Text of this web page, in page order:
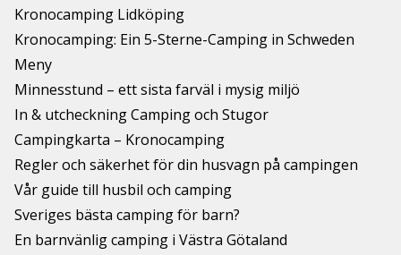
Kronocamping Lidköping
Kronocamping: Ein 5-Sterne-Camping in Schweden
Meny
Minnesstund – ett sista farväl i mysig miljö
In & utcheckning Camping och Stugor
Campingkarta – Kronocamping
Regler och säkerhet för din husvagn på campingen
Vår guide till husbil och camping
Sveriges bästa camping för barn?
En barnvänlig camping i Västra Götaland